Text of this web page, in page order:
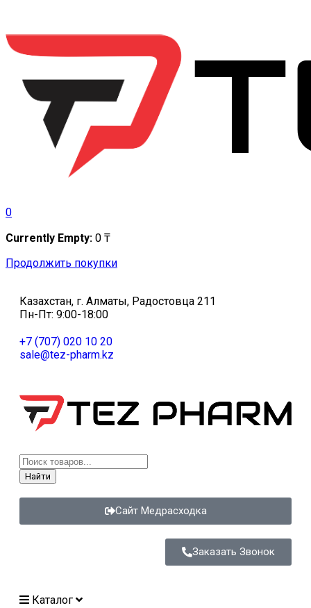
0
Currently Empty: 0 ₸
Продолжить покупки
Казахстан, г. Алматы, Радостовца 211
Пн-Пт: 9:00-18:00
+7 (707) 020 10 20
sale@tez-pharm.kz
Найти
Сайт Медрасходка
Заказать Звонок
Каталог